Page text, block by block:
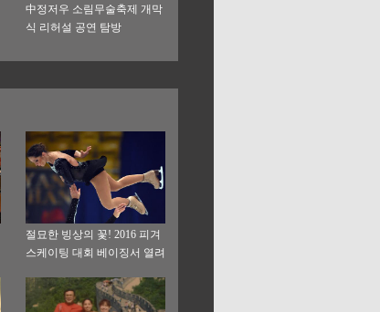
中정저우 소림무술축제 개막
식 리허설 공연 탐방
절묘한 빙상의 꽃! 2016 피겨
스케이팅 대회 베이징서 열려